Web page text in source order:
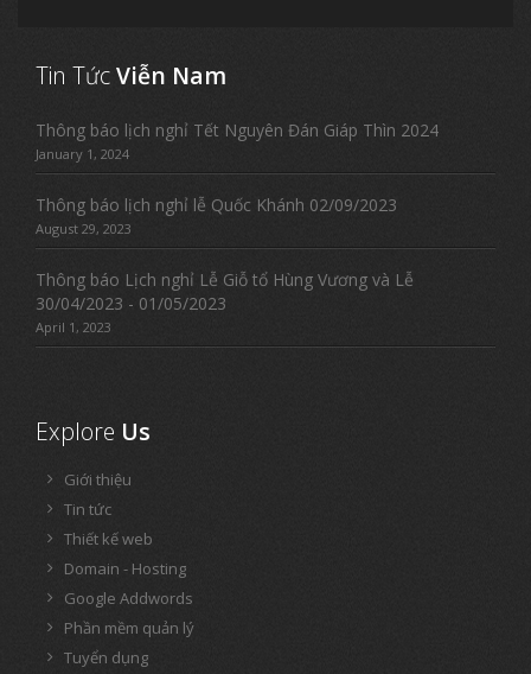
Tin TứcViễn Nam
Thông báo lịch nghỉ Tết Nguyên Đán Giáp Thìn 2024
January 1, 2024
Thông báo lịch nghỉ lễ Quốc Khánh 02/09/2023
August 29, 2023
Thông báo Lịch nghỉ Lễ Giỗ tổ Hùng Vương và Lễ
30/04/2023 - 01/05/2023
April 1, 2023
Explore Us
Giới thiệu
Tin tức
Thiết kế web
Domain - Hosting
Google Addwords
Phần mềm quản lý
Tuyển dụng